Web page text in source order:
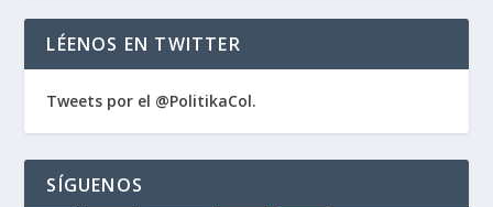
LÉENOS EN TWITTER
Tweets por el @PolitikaCol.
SÍGUENOS